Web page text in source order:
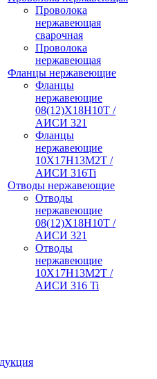
Проволока
нержавеющая
сварочная
Проволока
нержавеющая
Фланцы нержавеющие
Фланцы
нержавеющие
08(12)Х18Н10Т /
АИСИ 321
Фланцы
нержавеющие
10Х17Н13М2Т /
АИСИ 316Ti
Отводы нержавеющие
Отводы
нержавеющие
08(12)Х18Н10Т /
АИСИ 321
Отводы
нержавеющие
10Х17Н13М2Т /
АИСИ 316 Ti